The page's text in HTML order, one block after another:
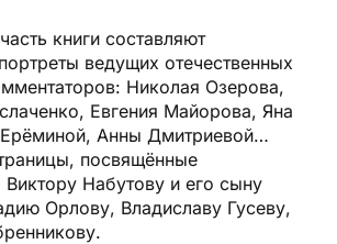
книги составляют
ведущих отечественных
Николая Озерова,
Евгения Майорова, Яна
Анны Дмитриевой…
посвящённые
Набутову и его сыну
Орлову, Владиславу Гусеву,